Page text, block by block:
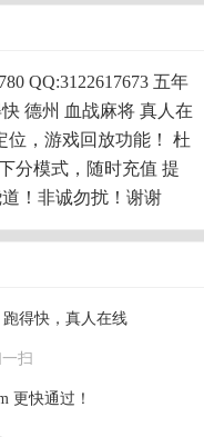
QQ:3122617673 五年
德州 血战麻将 真人在
位，游戏回放功能！ 杜
分模式，随时充值 提
！非诚勿扰！谢谢
扫
更快通过！